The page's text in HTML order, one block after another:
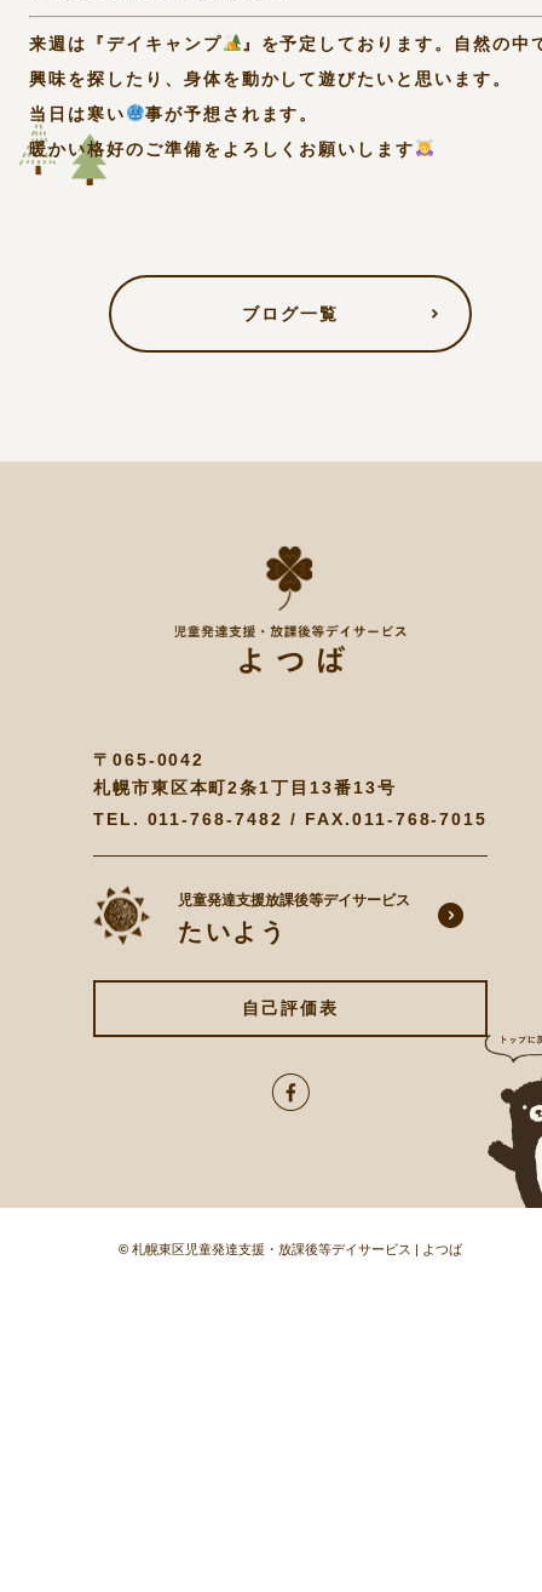
来週は『デイキャンプ
』を予定しております。自然の中
興味を探したり、身体を動かして遊びたいと思います。
当日は寒い
事が予想されます。
暖かい格好のご準備をよろしくお願いします
ブログ一覧
〒065-0042
札幌市東区本町2条1丁目13番13号
TEL. 011-768-7482 / FAX.011-768-7015
児童発達支援放課後等デイサービス
たいよう
自己評価表
© 札幌東区児童発達支援・放課後等デイサービス | よつば